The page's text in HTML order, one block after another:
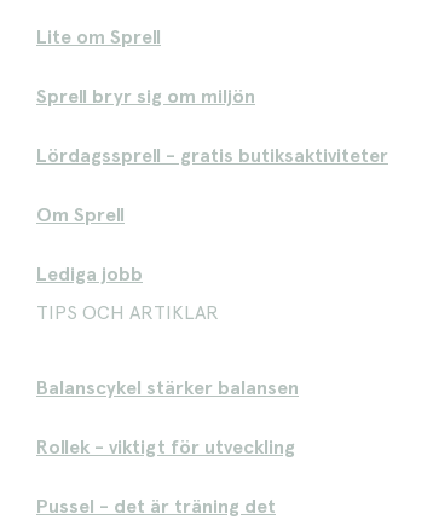
Lite om Sprell
Sprell bryr sig om miljön
Lördagssprell - gratis butiksaktiviteter
Om Sprell
Lediga jobb
TIPS OCH ARTIKLAR
Balanscykel stärker balansen
Rollek - viktigt för utveckling
Pussel - det är träning det